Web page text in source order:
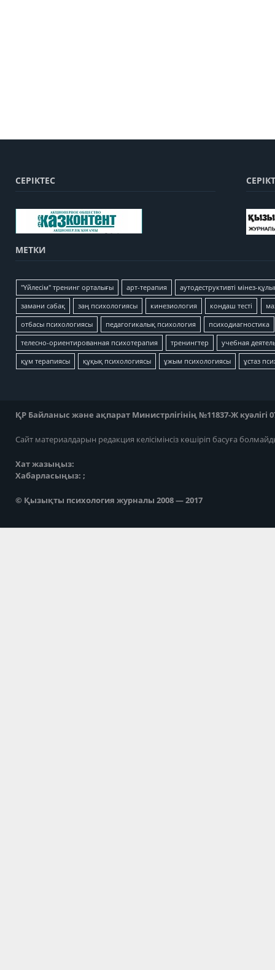
СЕРІКТЕС
МЕТКИ
"Үйлесім" тренинг орталығы арт-терапия аутодеструктивті мінез-
замани сабақ заң психологиясы кинезиология кондаш тесті
отбасы психологиясы педагогикалық психология психодиагностика
телесно-ориентированная психотерапия тренингтер учебная
құм терапиясы құқық психологиясы ұжым психологиясы ұстаз
ҚР Байланыс және ақпарат Министрлігінің №11837-Ж куәлігі
Сайт материалдарын редакция келісімінсіз көшіріп басуға
Хат жазыңыз:
Хабарласыңыз: ;
© Қызықты психология журналы 2008 — 2017